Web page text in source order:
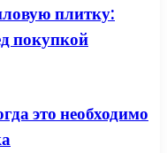
плитку:
покупкой
это необходимо